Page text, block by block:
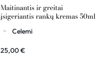
Maitinantis ir greitai
įsigeriantis rankų kremas 50ml
Celemi
25,00€